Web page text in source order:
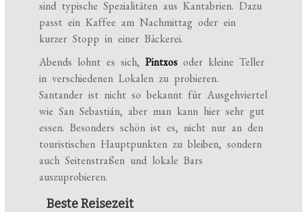
sind typische Spezialitäten aus Kantabrien. Dazu
passt ein Kaffee am Nachmittag oder ein
kurzer Stopp in einer Bäckerei.
Abends lohnt es sich,Pintxos oder kleine Teller
in verschiedenen Lokalen zu probieren.
Santander ist nicht so bekannt für Ausgehviertel
wie San Sebastián, aber man kann hier sehr gut
essen. Besonders schön ist es, nicht nur an den
touristischen Hauptpunkten zu bleiben, sondern
auch Seitenstraßen und lokale Bars
auszuprobieren.
Beste Reisezeit